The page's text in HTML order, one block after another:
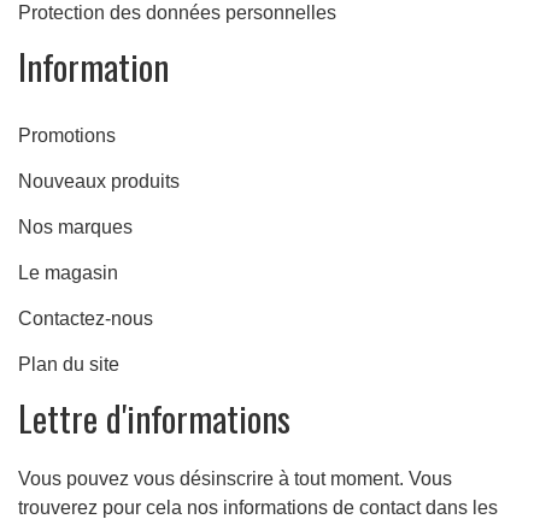
Protection des données personnelles
Information
Promotions
Nouveaux produits
Nos marques
Le magasin
Contactez-nous
Plan du site
Lettre d'informations
Vous pouvez vous désinscrire à tout moment. Vous
trouverez pour cela nos informations de contact dans les